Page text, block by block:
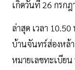
เกิดวันที่ 26 กรก
ล่าสุด เวลา
บ้านจันทร์ส่องหล้า
หมายเลขทะเบียน